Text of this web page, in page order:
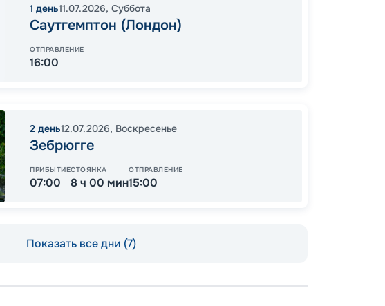
1 день11.07.2026, Суббота
Саутгемптон (Лондон)
ОТПРАВЛЕНИЕ
16:00
2 день12.07.2026, Воскресенье
Зебрюгге
ПРИБЫТИЕ
07:00
СТОЯНКА
8 ч 00 мин
ОТПРАВЛЕНИЕ
15:00
Показать все дни (7)